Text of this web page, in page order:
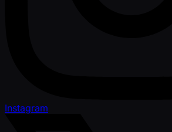
Instagram